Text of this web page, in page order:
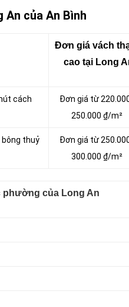
của An Bình
Đơn giá vách
cao tại Long
cách
Đơn giá từ
250.000 ₫/m²
bông thuỷ
Đơn giá từ
300.000 ₫/m²
phường của Long An